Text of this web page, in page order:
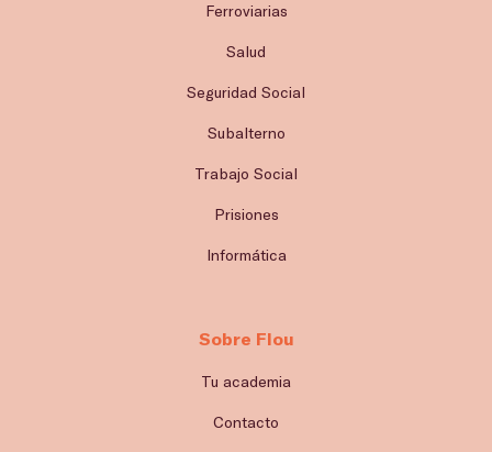
Ferroviarias
Salud
Seguridad Social
Subalterno
Trabajo Social
Prisiones
Informática
Sobre Flou
Tu academia
Contacto